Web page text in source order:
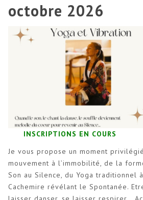
octobre 2026
INSCRIPTIONS EN COURS
Je vous propose un moment
mouvement à l’immobilité, de la
Son au Silence, du Yoga traditionnel
Cachemire révélant le Spontanée.